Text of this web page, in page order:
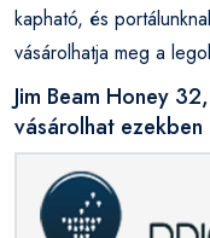
kapható, és
vásárolhatja meg a
Jim Beam Honey
vásárolhat